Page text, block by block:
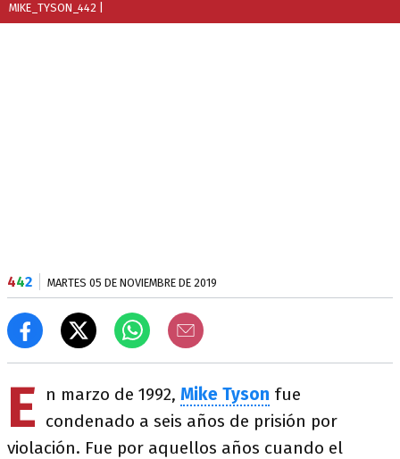
MIKE_TYSON_442
442 MARTES 05 DE NOVIEMBRE DE 2019
E n marzo de 1992, Mike Tyson fue
condenado a seis años de prisión por
violación. Fue por aquellos años cuando el